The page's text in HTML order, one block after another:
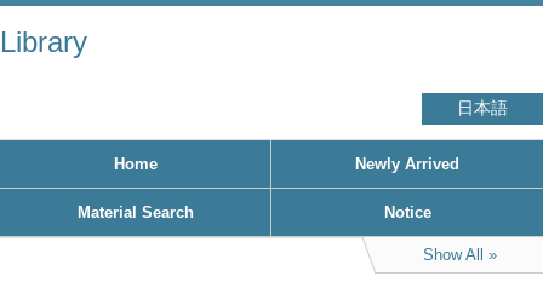
Library
日本語
Home Newly Arrived
Material Search Notice
Show All